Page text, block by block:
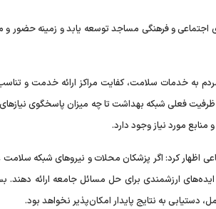
اجتماعی و فرهنگی مساجد توسعه یابد و زمینه حضور
به خدمات سلامت، کفایت مراکز ارائه خدمت و
فعلی شبکه بهداشت تا چه میزان پاسخگوی
مورد نیاز وجود دارد.
اظهار کرد: اگر پزشکان محلات و نیروهای شبکه سلامت
ارزشمندی برای حل مسائل جامعه ارائه دهند.
به نتایج پایدار امکان‌پذیر نخواهد بود.